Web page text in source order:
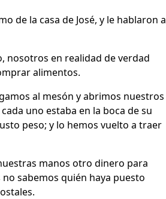
de la casa de José, y le hablaron a
nosotros en realidad de verdad
alimentos.
al mesón y abrimos nuestros
uno estaba en la boca de su
peso; y lo hemos vuelto a traer
manos otro dinero para
sabemos quién haya puesto